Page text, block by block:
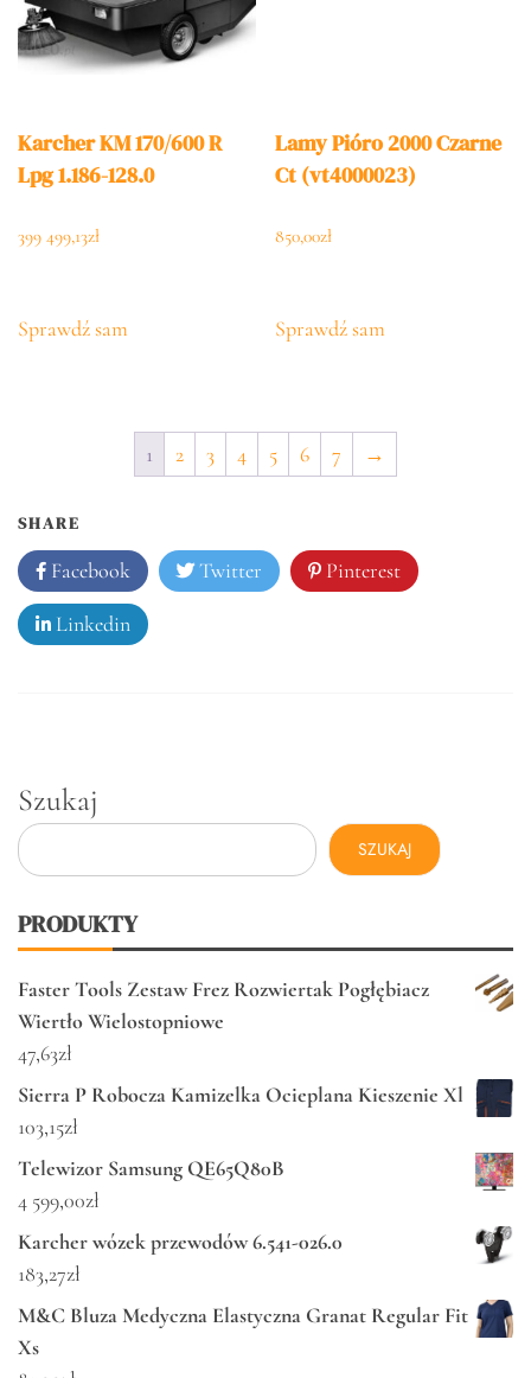
Karcher KM 170/600 R
Lpg 1.186-128.0
399 499,13zł
Sprawdź sam
Lamy Pióro 2000 Czarne
Ct (vt4000023)
850,00zł
Sprawdź sam
1 2 3 4 5 6 7 →
SHARE
Facebook Twitter Pinterest
Linkedin
Szukaj
SZUKAJ
PRODUKTY
Faster Tools Zestaw Frez Rozwiertak Pogłębiacz
Wiertło Wielostopniowe
47,63zł
Sierra P Robocza Kamizelka Ocieplana Kieszenie Xl
103,15zł
Telewizor Samsung QE65Q80B
4 599,00zł
Karcher wózek przewodów 6.541-026.0
183,27zł
M&C Bluza Medyczna Elastyczna Granat Regular Fit
Xs